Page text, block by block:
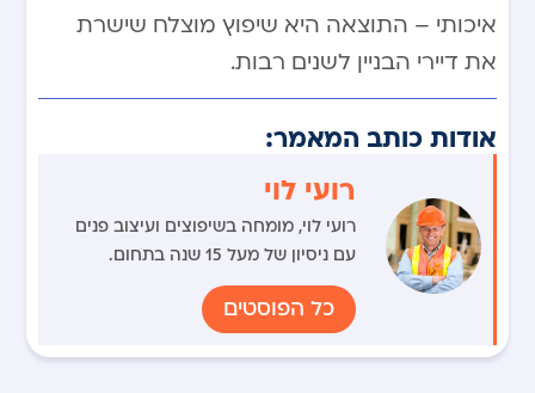
איכותי – התוצאה היא שיפוץ מוצלח שישרת
את דיירי הבניין לשנים רבות.
אודות כותב המאמר:
רועי לוי
רועי לוי, מומחה בשיפוצים ועיצוב פנים
עם ניסיון של מעל 15 שנה בתחום.
כל הפוסטים